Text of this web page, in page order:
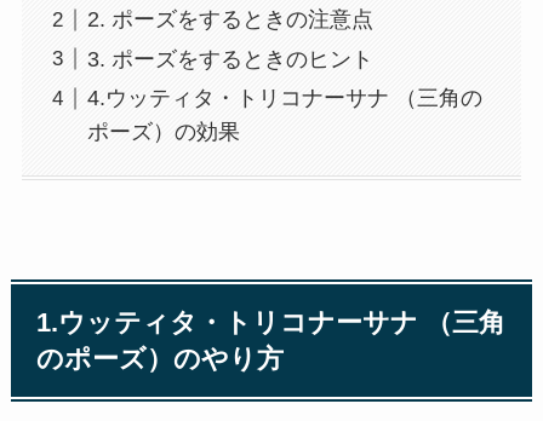
2. ポーズをするときの注意点
3. ポーズをするときのヒント
4.ウッティタ・トリコナーサナ （三角の
ポーズ）の効果
1.ウッティタ・トリコナーサナ （三角
のポーズ）のやり方